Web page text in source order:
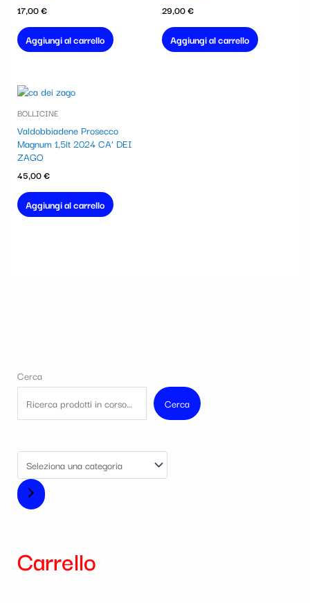
17,00€
Aggiungi al carrello
29,00€
Aggiungi al carrello
BOLLICINE
Valdobbiadene Prosecco
Magnum 1,5lt 2024 CA’ DEI
ZAGO
45,00€
Aggiungi al carrello
Cerca
Cerca
Carrello